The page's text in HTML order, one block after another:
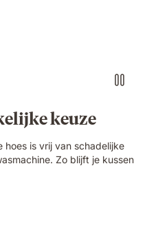
keuze
hoes is vrij van schadelijke
Zo blijft je kussen